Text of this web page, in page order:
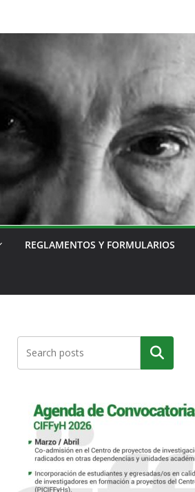
REGLAMENTOS Y FORMULARIOS
Buscar